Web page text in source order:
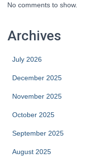
No comments to show.
Archives
July 2026
December 2025
November 2025
October 2025
September 2025
August 2025